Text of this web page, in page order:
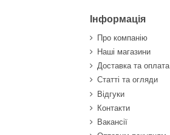
Інформація
Про компанію
Наші магазини
Доставка та оплата
Статті та огляди
Відгуки
Контакти
Вакансії